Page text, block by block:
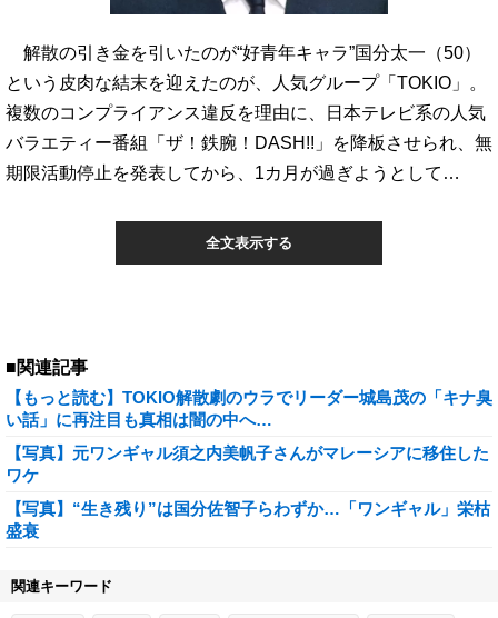
解散の引き金を引いたのが“好青年キャラ”国分太一（50）
という皮肉な結末を迎えたのが、人気グループ「TOKIO」。
複数のコンプライアンス違反を理由に、日本テレビ系の人気
バラエティー番組「ザ！鉄腕！DASH!!」を降板させられ、無
期限活動停止を発表してから、1カ月が過ぎようとして…
全文表示する
■関連記事
【もっと読む】TOKIO解散劇のウラでリーダー城島茂の「キナ臭
い話」に再注目も真相は闇の中へ…
【写真】元ワンギャル須之内美帆子さんがマレーシアに移住した
ワケ
【写真】“生き残り”は国分佐智子らわずか…「ワンギャル」栄枯
盛衰
関連キーワード